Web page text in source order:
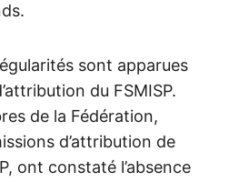
sont apparues
du FSMISP.
de la Fédération,
d’attribution de
ont constaté l’absence